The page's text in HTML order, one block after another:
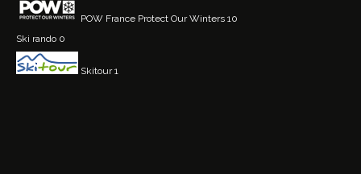
POW France Protect Our Winters 10
Ski rando 0
Skitour1